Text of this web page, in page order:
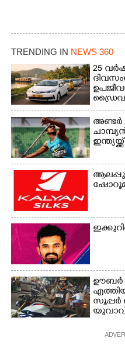
TRENDING IN NEWS 360
25
യുവതി
അണ്ടർ
ഊബർ
സൂപ്പർ